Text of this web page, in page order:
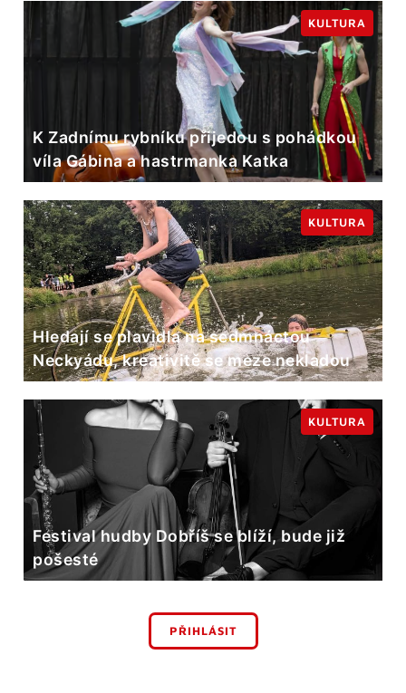
K Zadnímu rybníku přijedou s pohádkou
víla Gábina a hastrmanka Katka
KULTURA
Hledají se plavidla na sedmnáctou
Neckyádu, kreativitě se meze nekladou
KULTURA
Festival hudby Dobříš se blíží, bude již
pošesté
KULTURA
PŘIHLÁSIT